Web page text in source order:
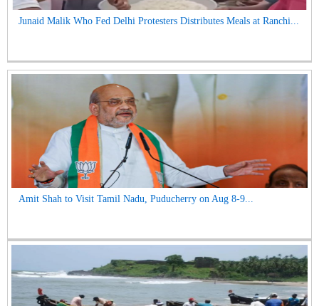
Junaid Malik Who Fed Delhi Protesters Distributes Meals at Ranchi...
Amit Shah to Visit Tamil Nadu, Puducherry on Aug 8-9...